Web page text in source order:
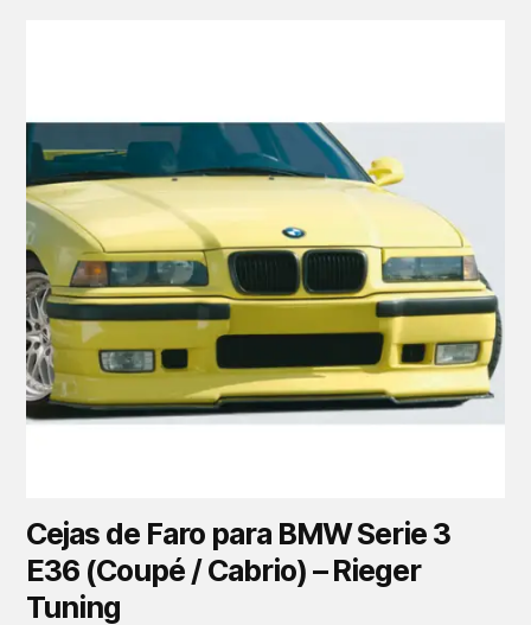
Cejas de Faro para BMW Serie 3
E36 (Coupé / Cabrio) – Rieger
Tuning